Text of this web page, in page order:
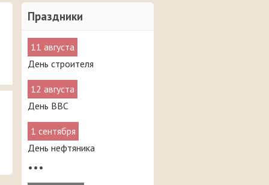
Праздники
11 августа
День строителя
12 августа
День ВВС
1 сентября
День нефтяника
•••